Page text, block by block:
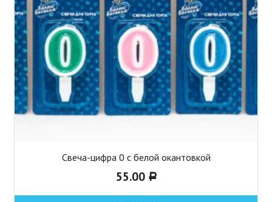
Свеча-цифра 0 с белой окантовкой
55.00 Р